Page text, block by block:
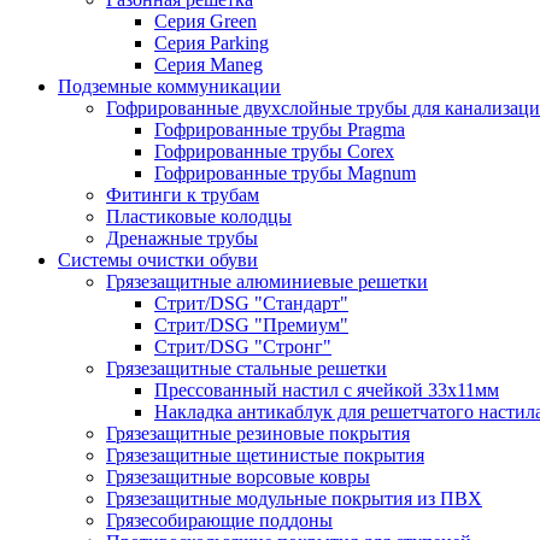
Серия Green
Серия Parking
Серия Maneg
Подземные коммуникации
Гофрированные двухслойные трубы для
Гофрированные трубы Pragma
Гофрированные трубы Corex
Гофрированные трубы Magnum
Фитинги к трубам
Пластиковые колодцы
Дренажные трубы
Системы очистки обуви
Грязезащитные алюминиевые решетки
Стрит/DSG "Стандарт"
Стрит/DSG "Премиум"
Стрит/DSG "Стронг"
Грязезащитные стальные решетки
Прессованный настил с ячейкой 33х11мм
Накладка антикаблук для решетчатого
Грязезащитные резиновые покрытия
Грязезащитные щетинистые покрытия
Грязезащитные ворсовые ковры
Грязезащитные модульные покрытия из ПВХ
Грязесобирающие поддоны